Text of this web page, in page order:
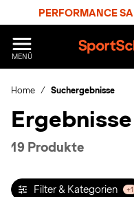
PERFORMANCE
MENÜ
p
r
S
h
k
Home Suchergebnisse
19 Produkte
Filter & Kategorien +1